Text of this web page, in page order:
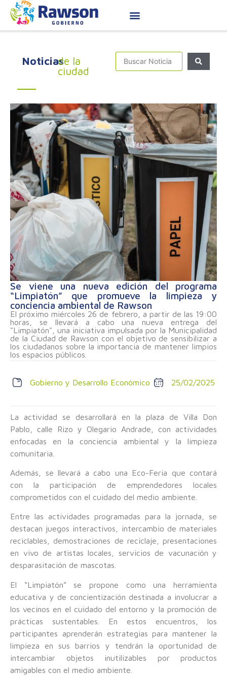
Noticiasde la
ciudad
Se viene una nueva edición del programa
“Limpiatón” que promueve la limpieza y
conciencia ambiental de Rawson
El próximo miércoles 26 de febrero, a partir de las 19:00
horas, se llevará a cabo una nueva entrega del
"Limpiatón", una iniciativa impulsada por la Municipalidad
de la Ciudad de Rawson con el objetivo de sensibilizar a
los ciudadanos sobre la importancia de mantener limpios
los espacios públicos.
Gobierno y Desarrollo Económico 25/02/2025
La actividad se desarrollará en la plaza de Villa Don
Pablo, calle Rizo y Olegario Andrade, con actividades
enfocadas en la conciencia ambiental y la limpieza
comunitaria.
Además, se llevará a cabo una Eco-Feria que contará
con la participación de emprendedores locales
comprometidos con el cuidado del medio ambiente.
Entre las actividades programadas para la jornada, se
destacan juegos interactivos, intercambio de materiales
reciclables, demostraciones de reciclaje, presentaciones
en vivo de artistas locales, servicios de vacunación y
desparasitación de mascotas.
El “Limpiatón” se propone como una herramienta
educativa y de concientización destinada a involucrar a
los vecinos en el cuidado del entorno y la promoción de
prácticas sustentables. En estos encuentros, los
participantes aprenderán estrategias para mantener la
limpieza en sus barrios y tendrán la oportunidad de
intercambiar objetos inutilizables por productos
amigables con el medio ambiente.